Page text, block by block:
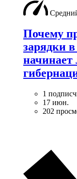
Почему
зарядки
начинает
1
17 июн.
202